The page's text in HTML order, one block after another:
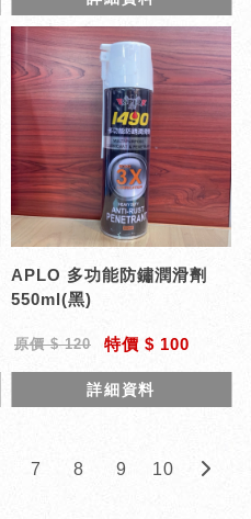
APLO 多功能防鏽潤滑劑
550ml(黑)
原價 $ 120 特價 $ 100
詳細資料
7 8 9 10